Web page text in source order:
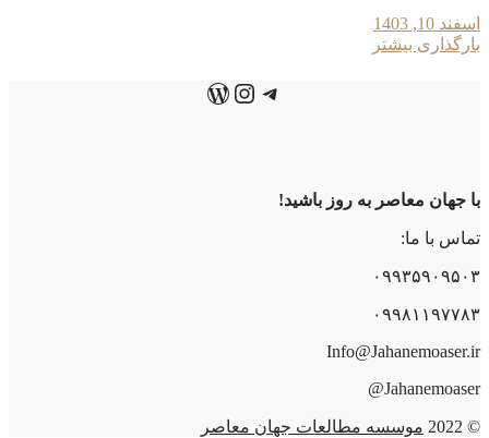
اسفند 10, 1403
بارگذاری بیشتر
تلگرام
اینستاگرم
وردپرس
با جهان معاصر به روز باشید!
تماس با ما:
۰۹۹۳۵۹۰۹۵۰۳
۰۹۹۸۱۱۹۷۷۸۳
Info@Jahanemoaser.ir
Jahanemoaser@
© 2022
موسسه مطالعات جهان معاصر